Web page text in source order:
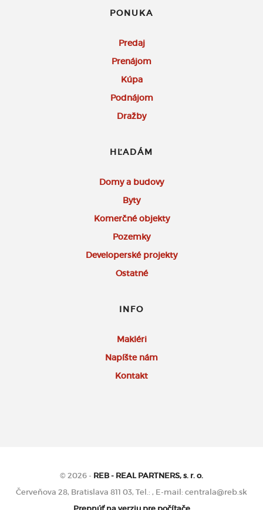
PONUKA
Predaj
Prenájom
Kúpa
Podnájom
Dražby
HĽADÁM
Domy a budovy
Byty
Komerčné objekty
Pozemky
Developerské projekty
Ostatné
INFO
Makléri
Napíšte nám
Kontakt
© 2026 - REB - REAL PARTNERS, s. r. o.
Červeňova 28, Bratislava 811 03, Tel.: , E-mail: centrala@reb.sk